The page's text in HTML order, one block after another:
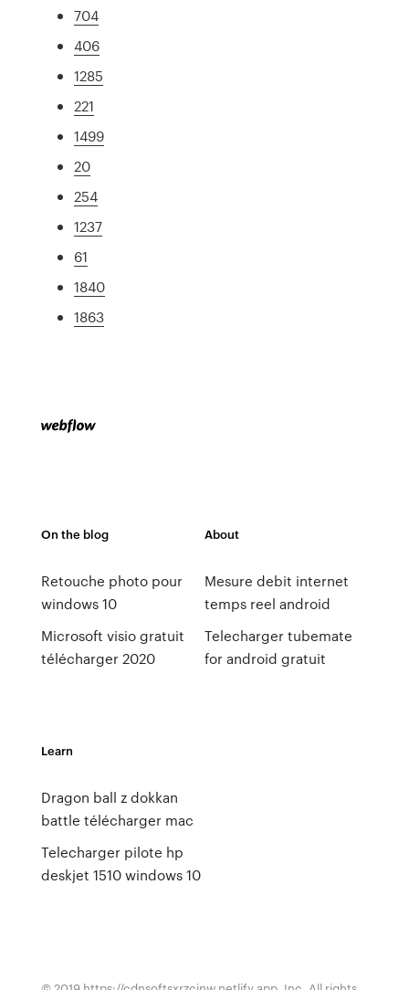
704
406
1285
221
1499
20
254
1237
61
1840
1863
On the blog
Retouche photo pour
windows 10
Microsoft visio gratuit
télécharger 2020
About
Mesure debit internet
temps reel android
Telecharger tubemate
for android gratuit
Learn
Dragon ball z dokkan
battle télécharger mac
Telecharger pilote hp
deskjet 1510 windows 10